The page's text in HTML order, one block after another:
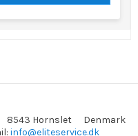
8543 Hornslet
Denmark
: info@eliteservice.dk